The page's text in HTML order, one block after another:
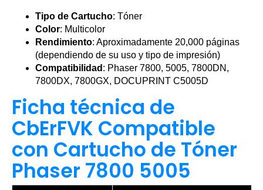
Tipo de Cartucho: Tóner
Color: Multicolor
Rendimiento: Aproximadamente 20,000 páginas
(dependiendo de su uso y tipo de impresión)
Compatibilidad : Phaser 7800, 5005, 7800DN,
7800DX, 7800GX, DOCUPRINT C5005D
Ficha técnica de
CbErFVK Compatible
con Cartucho de Tóner
Phaser 7800 5005